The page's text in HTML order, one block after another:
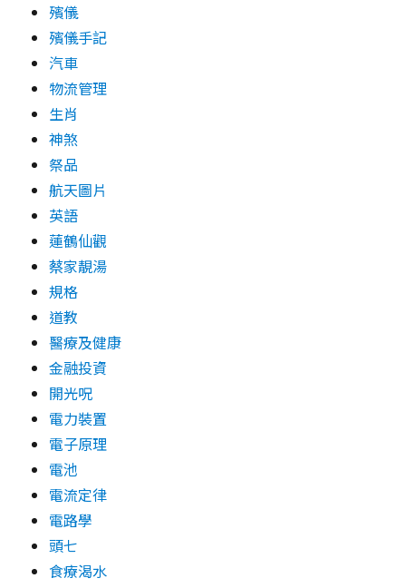
殯儀
殯儀手記
汽車
物流管理
生肖
神煞
祭品
航天圖片
英語
蓮鶴仙觀
蔡家靚湯
規格
道教
醫療及健康
金融投資
開光呪
電力裝置
電子原理
電池
電流定律
電路學
頭七
食療渴水